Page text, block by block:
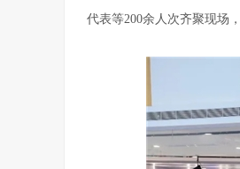
代表等200余人次齐聚现场